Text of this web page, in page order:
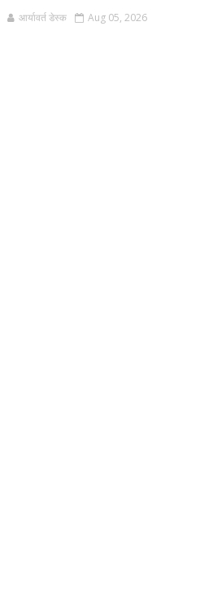
आर्यावर्त डेस्क Aug 05, 2026